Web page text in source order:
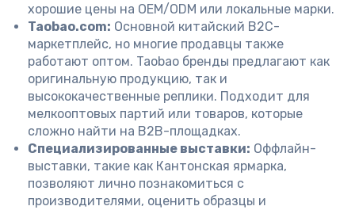
хорошие цены на OEM/ODM или локальные марки.
Taobao.com: Основной китайский B2C-
маркетплейс, но многие продавцы также
работают оптом. Taobao бренды предлагают как
оригинальную продукцию, так и
высококачественные реплики. Подходит для
мелкооптовых партий или товаров, которые
сложно найти на B2B-площадках.
Специализированные выставки: Оффлайн-
выставки, такие как Кантонская ярмарка,
позволяют лично познакомиться с
производителями, оценить образцы и